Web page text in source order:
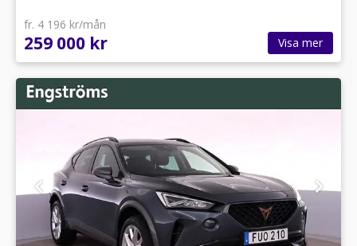
fr. 4 196 kr/mån
259 000 kr Visa mer